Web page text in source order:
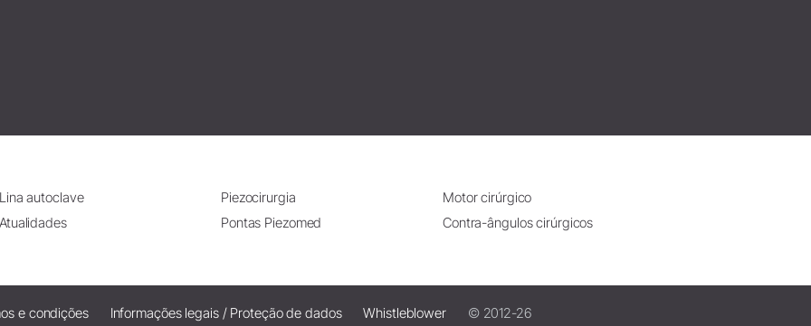
Lina autoclave
Atualidades
Piezocirurgia
Pontas Piezomed
Motor cirúrgico
Contra-ângulos cirúrgicos
e condições Informações legais / Proteção de dados Whistleblower © 2012-26